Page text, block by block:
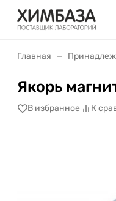
Главная
Якорь
В избранное К